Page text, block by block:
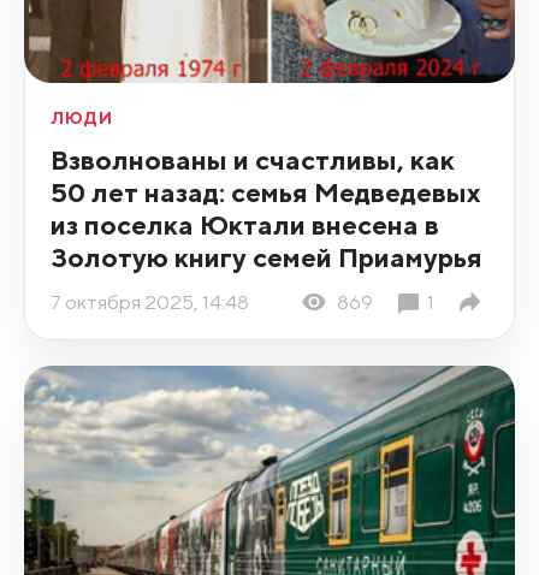
ЛЮДИ
Взволнованы и счастливы, как
50 лет назад: семья Медведевых
из поселка Юктали внесена в
Золотую книгу семей Приамурья
7 октября 2025, 14:48 869 1